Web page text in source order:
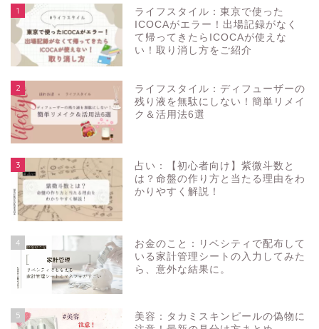
1
ライフスタイル：東京で使った
ICOCAがエラー！出場記録がなく
て帰ってきたらICOCAが使えな
い！取り消し方をご紹介
2
ライフスタイル：ディフューザーの
残り液を無駄にしない！簡単リメイ
ク＆活用法6選
3
占い：【初心者向け】紫微斗数と
は？命盤の作り方と当たる理由をわ
かりやすく解説！
4
お金のこと：リベシティで配布して
いる家計管理シートの入力してみた
ら、意外な結果に。
5
美容：タカミスキンピールの偽物に